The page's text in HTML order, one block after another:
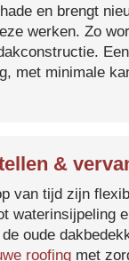
en brengt
werken. Zo
met minimale
&
van tijd zijn
waterinsijpeling
oude
roofing met